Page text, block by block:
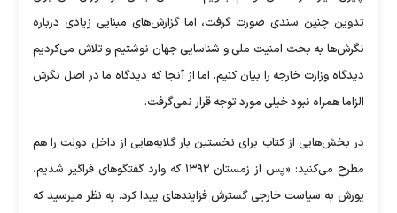
تدوین چنین سندی صورت گرفت، اما گزارش‌های مبنایی زیادی درباره
نگرش‌ها به بحث امنیت ملی و شناسایی جهان نوشتیم و تلاش می‌کردیم
دیدگاه وزارت خارجه را بیان کنیم. اما از آنجا که دیدگاه ما در اصل نگرش
الزاما همراه نبود خیلی مورد توجه قرار نمی‌گرفت.
در بخش‌هایی از کتاب برای نخستین بار گلایه‌هایی از داخل دولت را هم
مطرح می‌کنید: «پس از زمستان ۱۳۹۲ که وارد گفتگو‌های فراگیر شدیم،
یورش به سیاست خارجی گسترش فزایند‌های پیدا کرد. به نظر میرسید که